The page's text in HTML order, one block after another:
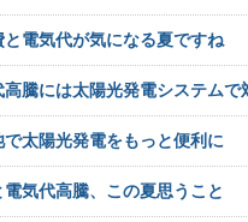
と電気代が気になる夏ですね
高騰には太陽光発電システムで
で太陽光発電をもっと便利に
電気代高騰、この夏思うこと